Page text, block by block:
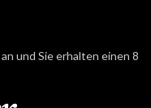
an und Sie erhalten einen 8